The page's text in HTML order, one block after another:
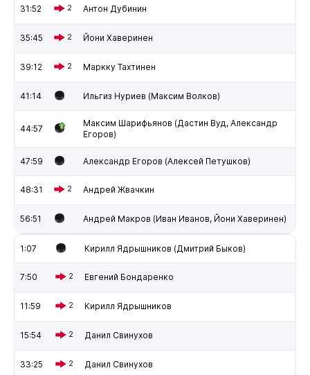
31:52 2 Антон Дубинин
35:45 2 Йони Хаверинен
39:12 2 Маркку Тахтинен
41:14 Ильгиз Нуриев (Максим Волков)
44:57
Максим Шарифьянов (Дастин Вуд, Александр
Егоров)
47:59 Александр Егоров (Алексей Петушков)
48:31 2 Андрей Жвачкин
56:51 Андрей Макров (Иван Иванов, Йони Хаверинен)
1:07 Кирилл Ядрышников (Дмитрий Быков)
7:50 2 Евгений Бондаренко
11:59 2 Кирилл Ядрышников
15:54 2 Данил Свинухов
33:25 2 Данил Свинухов